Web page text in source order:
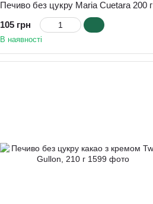
Печиво без цукру Maria Cuetara 200 г
105 грн
В наявності